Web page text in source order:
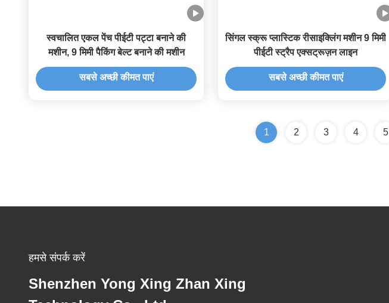
स्वचालित एकल पेंच पीईटी पट्टा बनाने की
मशीन, 9 मिमी पैकिंग बेल्ट बनाने की मशीन
सबसे अच्छी कीमत पाएं
सिंगल स्क्रू प्लास्टिक रीसाइक्लिंग मशीन 9 मिमी
पीईटी स्ट्रैप एक्सट्रूज़न लाइन
सबसे अच्छी कीमत पाएं
1 2 3 4 5
हमसे संपर्क करें
Shenzhen Yong Xing Zhan Xing